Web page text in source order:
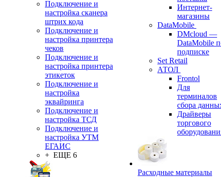
Подключение и
настройка сканера
штрих кода
Подключение и
настройка принтера
чеков
Подключение и
настройка принтера
этикеток
Подключение и
настройка
эквайринга
Подключение и
настройка ТСД
Подключение и
настройка УТМ
ЕГАИС
+ ЕЩЕ 6
Интернет-
магазины
DataMobile
DMcloud —
DataMobile
подписке
Set Retail
АТОЛ
Frontol
Для
терминалов
сбора
Драйверы
торгового
Расходные материалы